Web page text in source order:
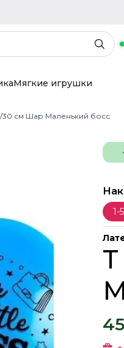
Мягкие игрушки
30 см Шар Маленький босс
1-